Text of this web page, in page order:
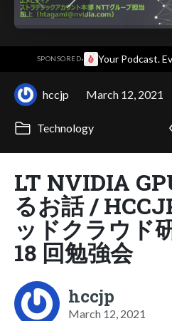
SPONSORED· Your Podcast.
hccjp March 12, 2021
Technology
LT NVIDIA
るお話 /
ッドクラウド
18 回勉強会
hccjp
March 12, 2021